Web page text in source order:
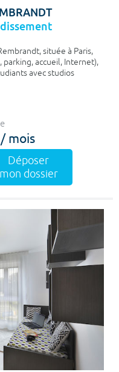
située à Paris,
accueil, Internet),
avec studios
mois
Déposer
mon dossier